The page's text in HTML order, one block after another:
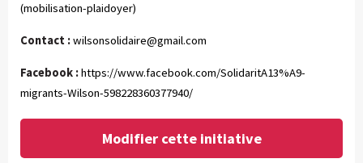
(mobilisation-plaidoyer)
Contact :wilsonsolidaire@gmail.com
Facebook :https://www.facebook.com/SolidaritA13%A9-
migrants-Wilson-598228360377940/
Modifier cette initiative